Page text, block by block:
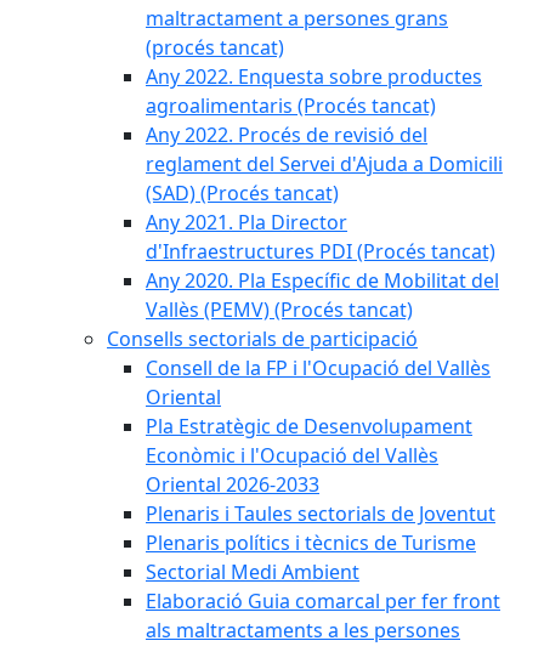
maltractament a persones grans
(procés tancat)
Any 2022. Enquesta sobre productes
agroalimentaris (Procés tancat)
Any 2022. Procés de revisió del
reglament del Servei d'Ajuda a Domicili
(SAD) (Procés tancat)
Any 2021. Pla Director
d'Infraestructures PDI (Procés tancat)
Any 2020. Pla Específic de Mobilitat del
Vallès (PEMV) (Procés tancat)
Consells sectorials de participació
Consell de la FP i l'Ocupació del Vallès
Oriental
Pla Estratègic de Desenvolupament
Econòmic i l'Ocupació del Vallès
Oriental 2026-2033
Plenaris i Taules sectorials de Joventut
Plenaris polítics i tècnics de Turisme
Sectorial Medi Ambient
Elaboració Guia comarcal per fer front
als maltractaments a les persones